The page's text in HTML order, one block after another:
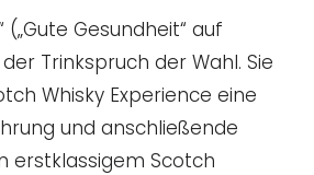
(„Gute Gesundheit“ auf
Trinkspruch der Wahl. Sie
Whisky Experience eine
und anschließende
erstklassigem Scotch